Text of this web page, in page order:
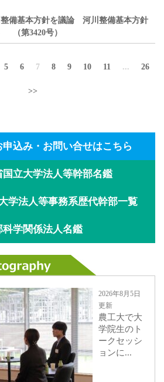
備基本方針を議論 河川整備基本方針
（第3420号）
5 6 7 8 9 10 11 ... 26
>>
込み・お問い合せはこちら
国立大学法人等幹部名鑑
学法人等事務系歴代幹部一覧
科学関係法人名鑑
2026年8月5日
更新
農工大で大
学院生のト
ークセッシ
ョンに...